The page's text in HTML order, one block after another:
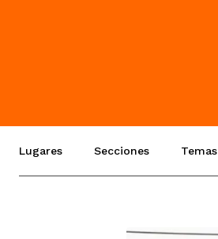
Lugares Secciones Temas